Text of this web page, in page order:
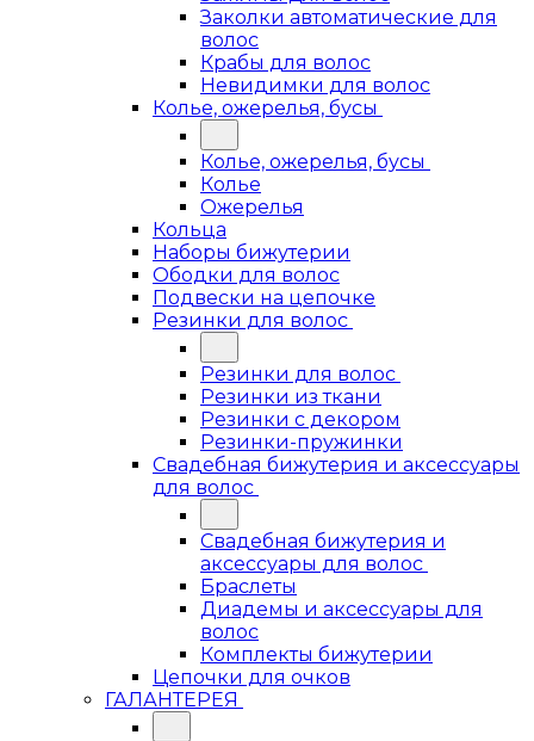
Заколки автоматические для
волос
Крабы для волос
Невидимки для волос
Колье, ожерелья, бусы
Колье, ожерелья, бусы
Колье
Ожерелья
Кольца
Наборы бижутерии
Ободки для волос
Подвески на цепочке
Резинки для волос
Резинки для волос
Резинки из ткани
Резинки с декором
Резинки-пружинки
Свадебная бижутерия и аксессуары
для волос
Свадебная бижутерия и
аксессуары для волос
Браслеты
Диадемы и аксессуары для
волос
Комплекты бижутерии
Цепочки для очков
ГАЛАНТЕРЕЯ